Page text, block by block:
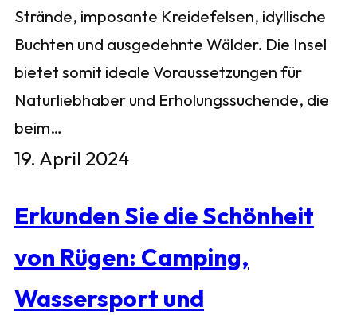
Strände, imposante Kreidefelsen, idyllische
Buchten und ausgedehnte Wälder. Die Insel
bietet somit ideale Voraussetzungen für
Naturliebhaber und Erholungssuchende, die
beim…
19. April 2024
Erkunden Sie die Schönheit
von Rügen: Camping,
Wassersport und